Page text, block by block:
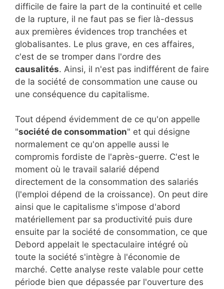
difficile de faire la part de la continuité et celle
de la rupture, il ne faut pas se fier là-dessus
aux premières évidences trop tranchées et
globalisantes. Le plus grave, en ces affaires,
c'est de se tromper dans l'ordre des
causalités. Ainsi, il n'est pas indifférent de faire
de la société de consommation une cause ou
une conséquence du capitalisme.
Tout dépend évidemment de ce qu'on appelle
"société de consommation" et qui désigne
normalement ce qu'on appelle aussi le
compromis fordiste de l'après-guerre. C'est le
moment où le travail salarié dépend
directement de la consommation des salariés
(l'emploi dépend de la croissance). On peut dire
ainsi que le capitalisme s'impose d'abord
matériellement par sa productivité puis dure
ensuite par la société de consommation, ce que
Debord appelait le spectaculaire intégré où
toute la société s'intègre à l'économie de
marché. Cette analyse reste valable pour cette
période bien que dépassée par l'ouverture des